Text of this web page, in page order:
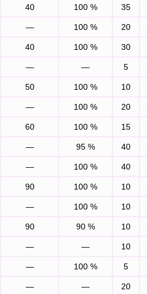
40 100 % 35
— 100 % 20
40 100 % 30
— — 5
50 100 % 10
— 100 % 20
60 100 % 15
— 95 % 40
— 100 % 40
90 100 % 10
— 100 % 10
90 90 % 10
— — 10
— 100 % 5
— — 20